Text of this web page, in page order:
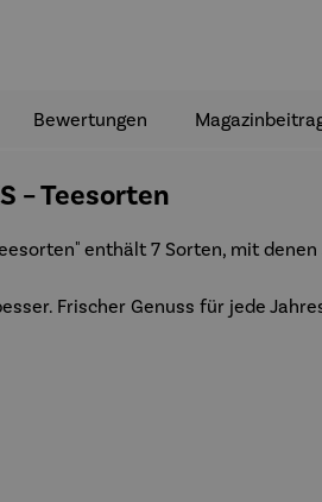
Bewertungen
– Teesorten
enthält 7 Sorten, mit
Frischer Genuss für jede